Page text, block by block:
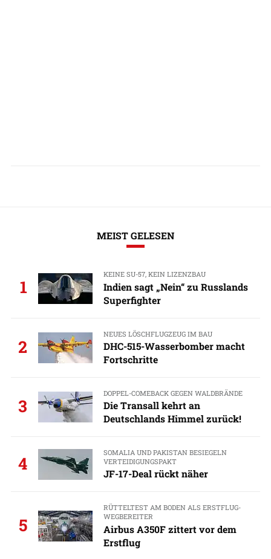
MEIST GELESEN
1
KEINE SU-57, KEIN LIZENZBAU
Indien sagt „Nein“ zu Russlands
Superfighter
2
NEUES LÖSCHFLUGZEUG IM BAU
DHC-515-Wasserbomber macht
Fortschritte
3
DOPPEL-COMEBACK GEGEN WALDBRÄNDE
Die Transall kehrt an
Deutschlands Himmel zurück!
4
SOMALIA UND PAKISTAN BESIEGELN
VERTEIDIGUNGSPAKT
JF-17-Deal rückt näher
5
RÜTTELTEST AM BODEN ALS ERSTFLUG-
WEGBEREITER
Airbus A350F zittert vor dem
Erstflug